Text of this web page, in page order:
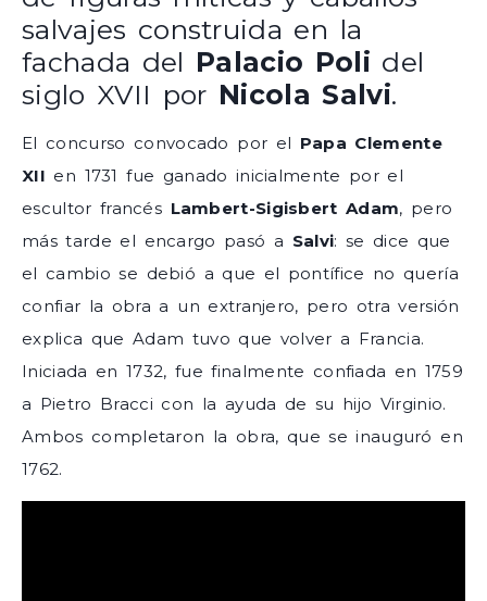
salvajes construida en la
fachada del Palacio Poli del
siglo XVII por Nicola Salvi.
El concurso convocado por el Papa Clemente
XII en 1731 fue ganado inicialmente por el
escultor francés Lambert-Sigisbert Adam, pero
más tarde el encargo pasó a Salvi: se dice que
el cambio se debió a que el pontífice no quería
confiar la obra a un extranjero, pero otra versión
explica que Adam tuvo que volver a Francia.
Iniciada en 1732, fue finalmente confiada en 1759
a Pietro Bracci con la ayuda de su hijo Virginio.
Ambos completaron la obra, que se inauguró en
1762.